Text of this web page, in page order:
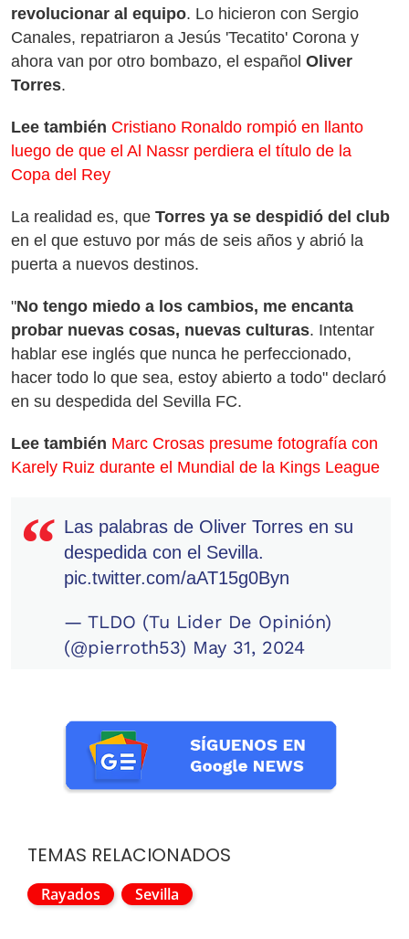
revolucionar al equipo. Lo hicieron con Sergio
Canales, repatriaron a Jesús 'Tecatito' Corona y
ahora van por otro bombazo, el español Oliver
Torres.
Lee también Cristiano Ronaldo rompió en llanto
luego de que el Al Nassr perdiera el título de la
Copa del Rey
La realidad es, que Torres ya se despidió del club
en el que estuvo por más de seis años y abrió la
puerta a nuevos destinos.
"No tengo miedo a los cambios, me encanta
probar nuevas cosas, nuevas culturas. Intentar
hablar ese inglés que nunca he perfeccionado,
hacer todo lo que sea, estoy abierto a todo" declaró
en su despedida del Sevilla FC.
Lee también Marc Crosas presume fotografía con
Karely Ruiz durante el Mundial de la Kings League
Las palabras de Oliver Torres en su
despedida con el Sevilla.
pic.twitter.com/aAT15g0Byn
— TLDO (Tu Lider De Opinión)
(@pierroth53) May 31, 2024
TEMAS RELACIONADOS
Rayados Sevilla